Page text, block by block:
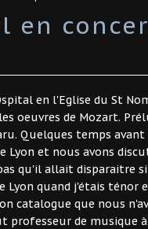
en
en l'Eglise du St
oeuvres de Mozart.
Quelques temps avant
Lyon et nous avons
qu'il allait disparaitre
quand j'étais ténor
catalogue que nous
de musique à